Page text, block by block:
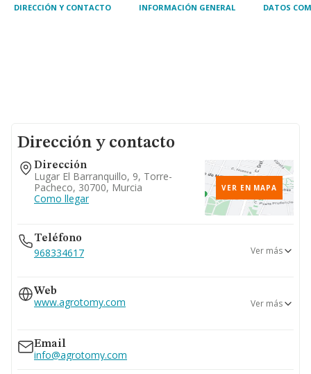
DIRECCIÓN Y CONTACTO INFORMACIÓN GENERAL DATOS
Dirección y contacto
Dirección
Lugar El Barranquillo, 9, Torre-
Pacheco, 30700, Murcia
Como llegar
VER EN MAPA
Teléfono
968334617
968334600
666...
Ver teléfono 666...
Ver más
Web
www.agrotomy.com Ver más
Email
info@agrotomy.com